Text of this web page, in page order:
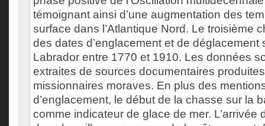
témoignant ainsi d’une augmentation des
surface dans l’Atlantique Nord. Le troisième
des dates d’englacement et de déglacement
Labrador entre 1770 et 1910. Les données
extraites de sources documentaires
missionnaires moraves. En plus des
d’englacement, le début de la chasse sur la
comme indicateur de glace de mer. L’arrivée